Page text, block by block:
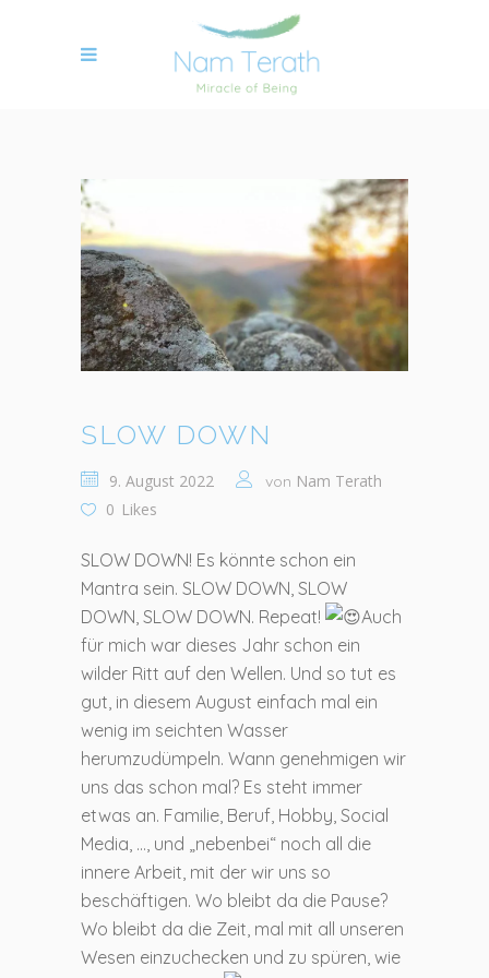
SLOW DOWN
9. August 2022 von Nam Terath
0 Likes
SLOW DOWN! Es könnte schon ein
Mantra sein. SLOW DOWN, SLOW
DOWN, SLOW DOWN. Repeat!
Auch
für mich war dieses Jahr schon ein
wilder Ritt auf den Wellen. Und so tut es
gut, in diesem August einfach mal ein
wenig im seichten Wasser
herumzudümpeln. Wann genehmigen wir
uns das schon mal? Es steht immer
etwas an. Familie, Beruf, Hobby, Social
Media, …, und „nebenbei“ noch all die
innere Arbeit, mit der wir uns so
beschäftigen. Wo bleibt da die Pause?
Wo bleibt da die Zeit, mal mit all unseren
Wesen einzuchecken und zu spüren, wie